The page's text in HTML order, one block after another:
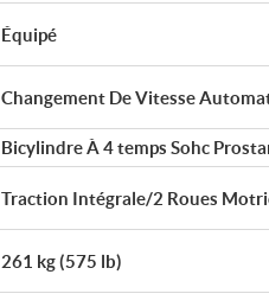
Équipé
Changement De Vitesse
Bicylindre À 4 temps Sohc
Traction Intégrale/2 Roues
261 kg (575 lb)